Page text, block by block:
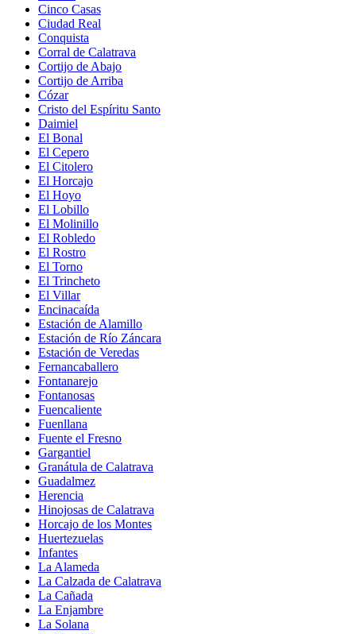
Cinco Casas
Ciudad Real
Conquista
Corral de Calatrava
Cortijo de Abajo
Cortijo de Arriba
Cózar
Cristo del Espíritu Santo
Daimiel
El Bonal
El Cepero
El Citolero
El Horcajo
El Hoyo
El Lobillo
El Molinillo
El Robledo
El Rostro
El Torno
El Trincheto
El Villar
Encinacaída
Estación de Alamillo
Estación de Río Záncara
Estación de Veredas
Fernancaballero
Fontanarejo
Fontanosas
Fuencaliente
Fuenllana
Fuente el Fresno
Gargantiel
Granátula de Calatrava
Guadalmez
Herencia
Hinojosas de Calatrava
Horcajo de los Montes
Huertezuelas
Infantes
La Alameda
La Calzada de Calatrava
La Cañada
La Enjambre
La Solana